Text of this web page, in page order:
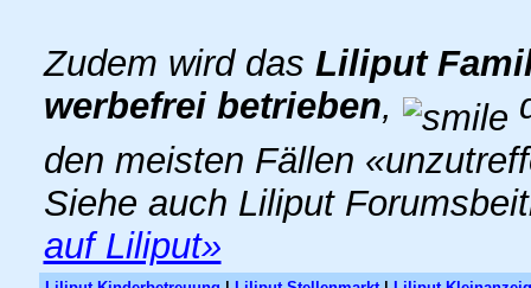
Zudem wird das Liliput
werbefrei betrieben,
den meisten Fällen
Siehe auch Liliput
auf Liliput»